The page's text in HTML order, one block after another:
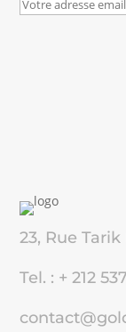
23, Rue
Tel. : + 212